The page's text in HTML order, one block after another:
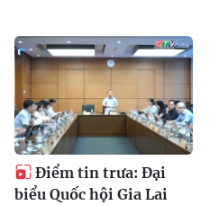
Điểm tin trưa: Đại
biểu Quốc hội Gia Lai